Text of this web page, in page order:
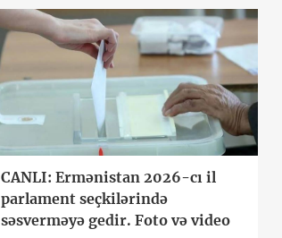
CANLI: Ermənistan 2026-cı il
parlament seçkilərində
səsverməyə gedir. Foto və video